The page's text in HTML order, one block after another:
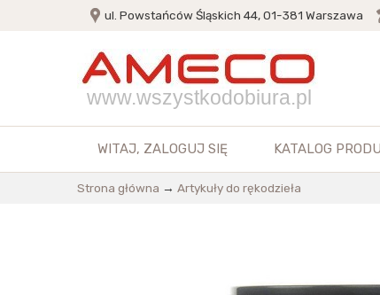
ul. Powstańców Śląskich 44, 01-381 Warszawa
www.wszystkodobiura.pl
WITAJ, ZALOGUJ SIĘ KATALOG
Strona główna → Artykuły do rękodzieła